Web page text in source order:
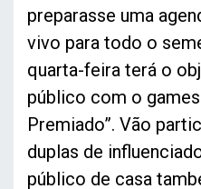
preparasse uma
vivo para todo o
quarta-feira terá o
público com o
Premiado”. Vão
duplas de
público de casa